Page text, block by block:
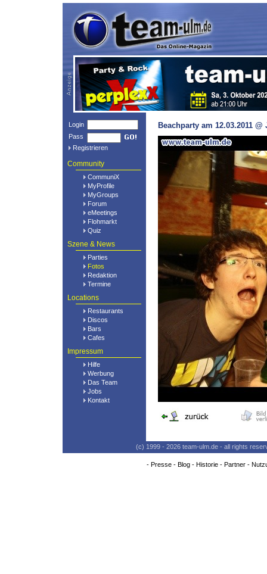
Login
Pass
Registrieren
Community
CommuniX
MyProfile
MyGroups
Forum
eMeetings
Flohmarkt
Quiz
Szene & News
Parties
Fotos
Redaktion
Termine
Locations
Restaurants
Discos
Bars
Cafes
Impressum
Hilfe
Werbung
Das Team
Jobs
Kontakt
Beachparty am 12.03.2011
(c) 1999 - 2026 team-ulm.de - all rights
- Presse- Blog- Historie- Partner-